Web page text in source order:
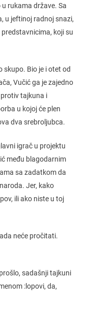
rukama države. Sa
u jeftinoj radnoj snazi,
koji su
skupo. Bio je i otet od
Vučić ga je zajedno
tajkuna i
u kojoj će plen
dva srebroljubca.
igrač u projektu
među blagodarnim
sa zadatkom da
Jer, kako
ili ako niste u toj
neće pročitati.
sadašnji tajkuni
:lopovi, da,